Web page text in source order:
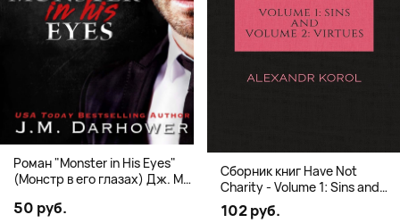
Роман "Monster in His Eyes"
(Монстр в его глазах) Дж. М.
18+
50 руб.
Сборник книг Have Not
Charity - Volume 1: Sins and
Volume 2: Virtues
102 руб.